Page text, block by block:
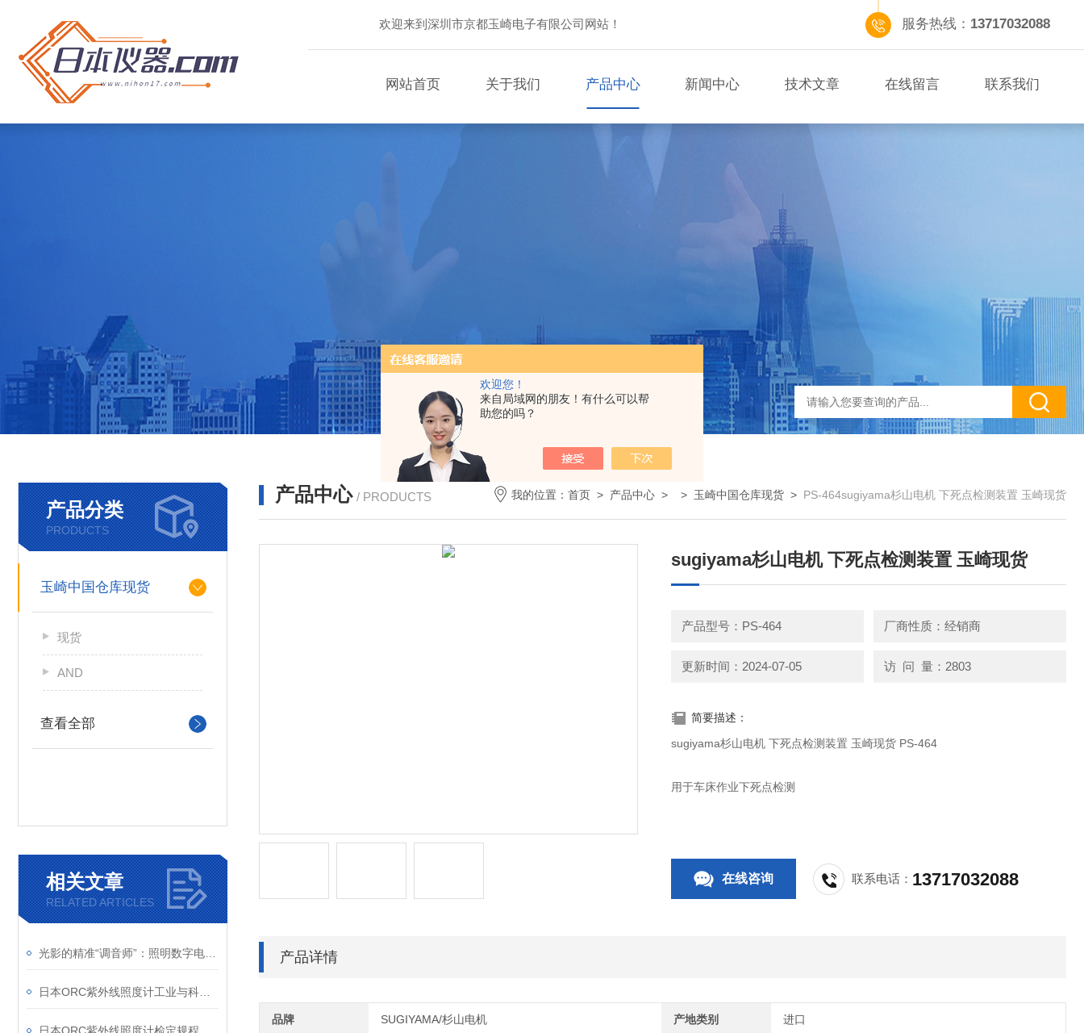
欢迎您！
来自局域网的朋友！有什么可以帮
助您的吗？
欢迎来到深圳市京都玉崎电子有限公司网站！ 服务热线： 13717032088
网站首页 关于我们 产品中心 新闻中心 技术文章 在线留言 联系我们
产品分类
PRODUCTS
玉崎中国仓库现货
现货
AND
查看全部
相关文章
RELATED ARTICLES
产品中心 / PRODUCTS 我的位置： 首页 > 产品中心 > > 玉崎中国仓库现货 > PS-464sugiyama杉山电机 下死点检测装置 玉崎现货
sugiyama杉山电机 下死点检测装置 玉崎现货
产品型号：PS-464 厂商性质：经销商
更新时间：2024-07-05 访 问 量：2803
简要描述：
sugiyama杉山电机 下死点检测装置 玉崎现货 PS-464
用于车床作业下死点检测
在线咨询 联系电话： 13717032088
产品详情
品牌 SUGIYAMA/杉山电机 产地类别 进口